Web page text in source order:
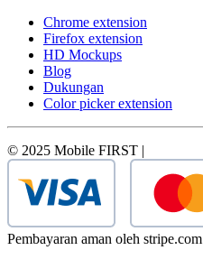
Chrome extension
Firefox extension
HD Mockups
Blog
Dukungan
Color picker extension
© 2025 Mobile FIRST |
Pembayaran aman oleh stripe.com